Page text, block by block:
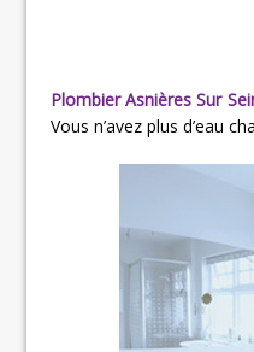
Plombier Asnières Sur
Vous n’avez plus d’eau